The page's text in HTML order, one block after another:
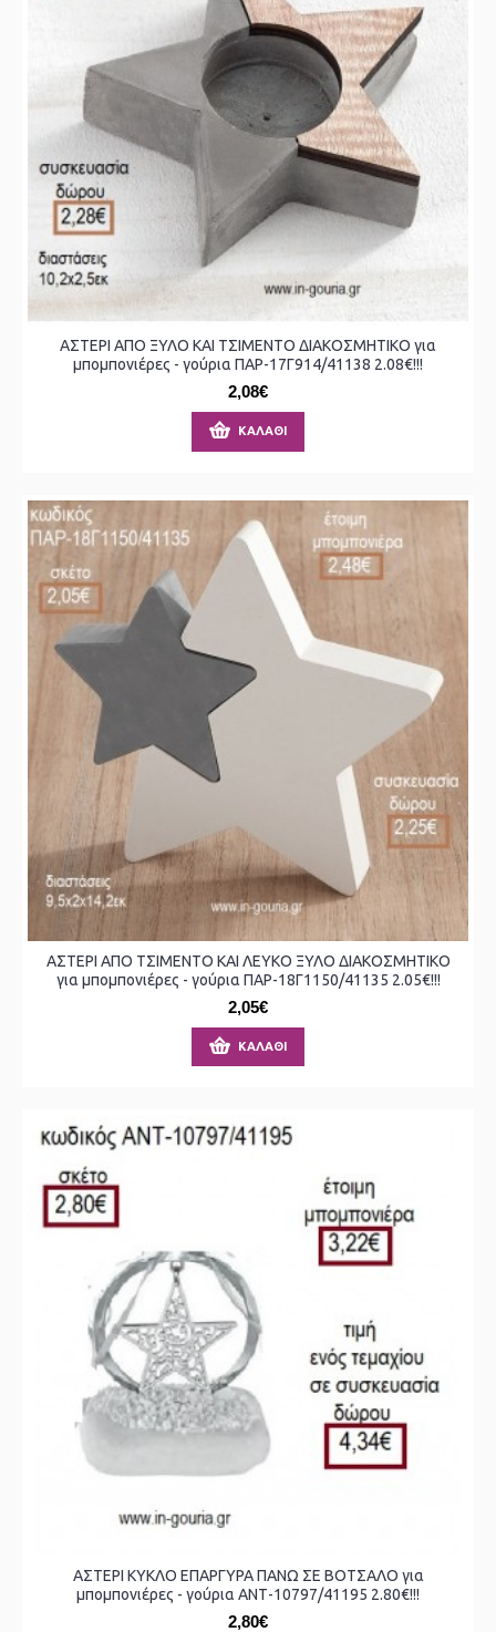
ΑΣΤΕΡΙ ΑΠΟ ΞΥΛΟ ΚΑΙ ΤΣΙΜΕΝΤΟ ΔΙΑΚΟΣΜΗΤΙΚΟ για
μπομπονιέρες - γούρια ΠΑΡ-17Γ914/41138 2.08€!!!
2,08€
ΚΑΛΆΘΙ
ΑΣΤΕΡΙ ΑΠΟ ΤΣΙΜΕΝΤΟ ΚΑΙ ΛΕΥΚΟ ΞΥΛΟ ΔΙΑΚΟΣΜΗΤΙΚΟ
για μπομπονιέρες - γούρια ΠΑΡ-18Γ1150/41135 2.05€!!!
2,05€
ΚΑΛΆΘΙ
ΑΣΤΕΡΙ ΚΥΚΛΟ ΕΠΑΡΓΥΡΑ ΠΑΝΩ ΣΕ ΒΟΤΣΑΛΟ για
μπομπονιέρες - γούρια ΑΝΤ-10797/41195 2.80€!!!
2,80€